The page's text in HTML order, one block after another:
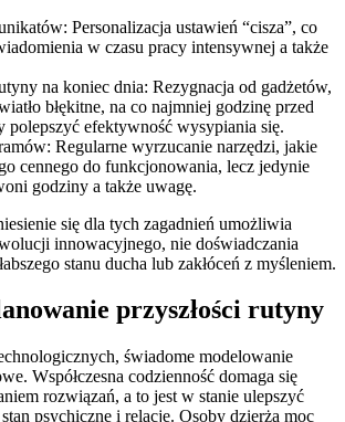
Personalizacja ustawień “cisza”, co
w czasu pracy intensywnej a także
na koniec dnia: Rezygnacja od gadżetów,
błękitne, na co najmniej godzinę przed
polepszyć efektywność wysypiania się.
Regularne wyrzucanie narzędzi, jakie
cennego do funkcjonowania, lecz jedynie
godziny a także uwagę.
się dla tych zagadnień umożliwia
innowacyjnego, nie doświadczania
stanu ducha lub zakłóceń z myśleniem.
przyszłości rutyny
świadome modelowanie
Współczesna codzienność domaga się
rozwiązań, a to jest w stanie ulepszyć
psychiczne i relacje. Osoby dzierżą moc